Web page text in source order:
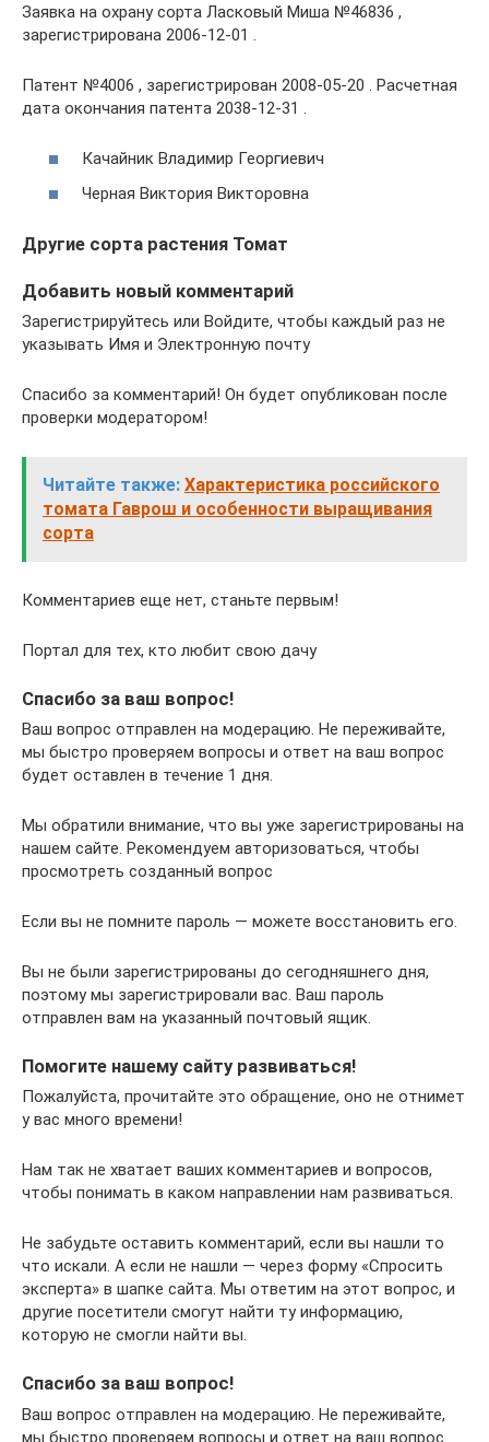
Заявка на охрану сорта Ласковый Миша №46836 ,
зарегистрирована 2006-12-01 .
Патент №4006 , зарегистрирован 2008-05-20 . Расчетная
дата окончания патента 2038-12-31 .
Качайник Владимир Георгиевич
Черная Виктория Викторовна
Другие сорта растения Томат
Добавить новый комментарий
Зарегистрируйтесь или Войдите, чтобы каждый раз не
указывать Имя и Электронную почту
Спасибо за комментарий! Он будет опубликован после
проверки модератором!
Читайте также: Характеристика российского
томата Гаврош и особенности выращивания
сорта
Комментариев еще нет, станьте первым!
Портал для тех, кто любит свою дачу
Спасибо за ваш вопрос!
Ваш вопрос отправлен на модерацию. Не переживайте,
мы быстро проверяем вопросы и ответ на ваш вопрос
будет оставлен в течение 1 дня.
Мы обратили внимание, что вы уже зарегистрированы на
нашем сайте. Рекомендуем авторизоваться, чтобы
просмотреть созданный вопрос
Если вы не помните пароль — можете восстановить его.
Вы не были зарегистрированы до сегодняшнего дня,
поэтому мы зарегистрировали вас. Ваш пароль
отправлен вам на указанный почтовый ящик.
Помогите нашему сайту развиваться!
Пожалуйста, прочитайте это обращение, оно не отнимет
у вас много времени!
Нам так не хватает ваших комментариев и вопросов,
чтобы понимать в каком направлении нам развиваться.
Не забудьте оставить комментарий, если вы нашли то
что искали. А если не нашли — через форму «Спросить
эксперта» в шапке сайта. Мы ответим на этот вопрос, и
другие посетители смогут найти ту информацию,
которую не смогли найти вы.
Спасибо за ваш вопрос!
Ваш вопрос отправлен на модерацию. Не переживайте,
мы быстро проверяем вопросы и ответ на ваш вопрос